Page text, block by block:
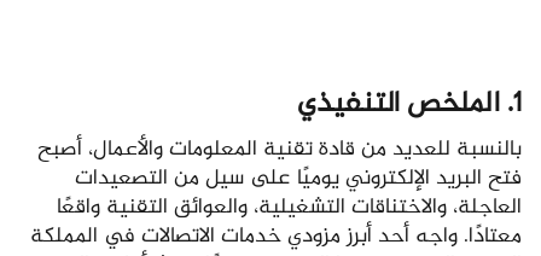
1. الملخص التنفيذي
بالنسبة للعديد من قادة تقنية المعلومات والأعمال، أصبح
فتح البريد الإلكتروني يوميًا على سيل من التصعيدات
العاجلة، والاختناقات التشغيلية، والعوائق التقنية واقعًا
معتادًا. واجه أحد أبرز مزودي خدمات الاتصالات في المملكة